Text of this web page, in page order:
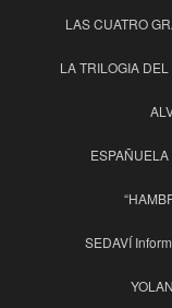
LAS CUATRO
LA TRILOGIA DEL
SEDAVÍ